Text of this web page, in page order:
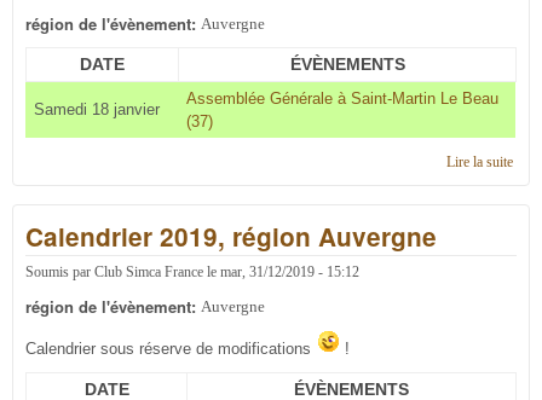
région de l'évènement: Auvergne
DATE ÉVÈNEMENTS
Samedi 18 janvier
Assemblée Générale à Saint-Martin Le Beau
(37)
Lire la suitede
Calendrier 2019, région Auvergne
Soumis par Club Simca France le mar, 31/12/2019 - 15:12
région de l'évènement: Auvergne
Calendrier sous réserve de modifications !
DATE ÉVÈNEMENTS